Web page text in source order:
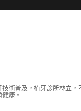
術普及，植牙診所林立
康。